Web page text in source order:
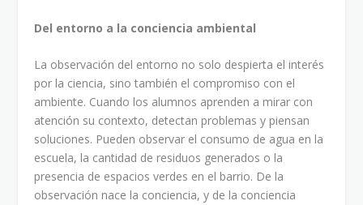
Del entorno a la conciencia ambiental
La observación del entorno no solo despierta el interés
por la ciencia, sino también el compromiso con el
ambiente. Cuando los alumnos aprenden a mirar con
atención su contexto, detectan problemas y piensan
soluciones. Pueden observar el consumo de agua en la
escuela, la cantidad de residuos generados o la
presencia de espacios verdes en el barrio. De la
observación nace la conciencia, y de la conciencia